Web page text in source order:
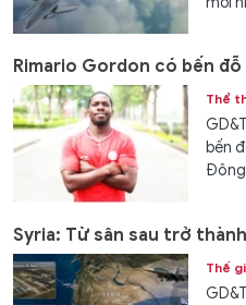
Rimario Gordon có bến
Thể
bến
Đông
Syria: Từ sân sau trở
Thế